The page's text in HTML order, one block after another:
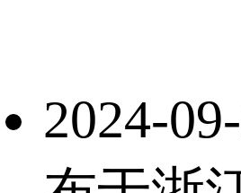
2024-